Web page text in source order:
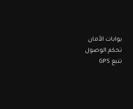
بوابات الأمان
تحكم الوصول
تتبع GPS